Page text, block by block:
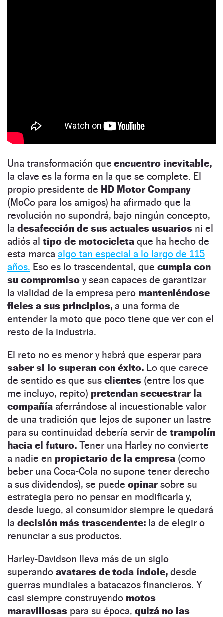
Una transformación que encuentro inevitable,
la clave es la forma en la que se complete. El
propio presidente de HD Motor Company
(MoCo para los amigos) ha afirmado que la
revolución no supondrá, bajo ningún concepto,
la desafección de sus actuales usuarios ni el
adiós al tipo de motocicleta que ha hecho de
esta marca algo tan especial a lo largo de 115
años. Eso es lo trascendental, que cumpla con
su compromiso y sean capaces de garantizar
la vialidad de la empresa pero manteniéndose
fieles a sus principios, a una forma de
entender la moto que poco tiene que ver con el
resto de la industria.
El reto no es menor y habrá que esperar para
saber si lo superan con éxito. Lo que carece
de sentido es que sus clientes (entre los que
me incluyo, repito) pretendan secuestrar la
compañía aferrándose al incuestionable valor
de una tradición que lejos de suponer un lastre
para su continuidad debería servir de trampolín
hacia el futuro. Tener una Harley no convierte
a nadie en propietario de la empresa (como
beber una Coca-Cola no supone tener derecho
a sus dividendos), se puede opinarsobre su
estrategia pero no pensar en modificarla y,
desde luego, al consumidor siempre le quedará
la decisión más trascendente: la de elegir o
renunciar a sus productos.
Harley-Davidson lleva más de un siglo
superando avatares de toda índole, desde
guerras mundiales a batacazos financieros. Y
casi siempre construyendo motos
maravillosas para su época, quizá no las